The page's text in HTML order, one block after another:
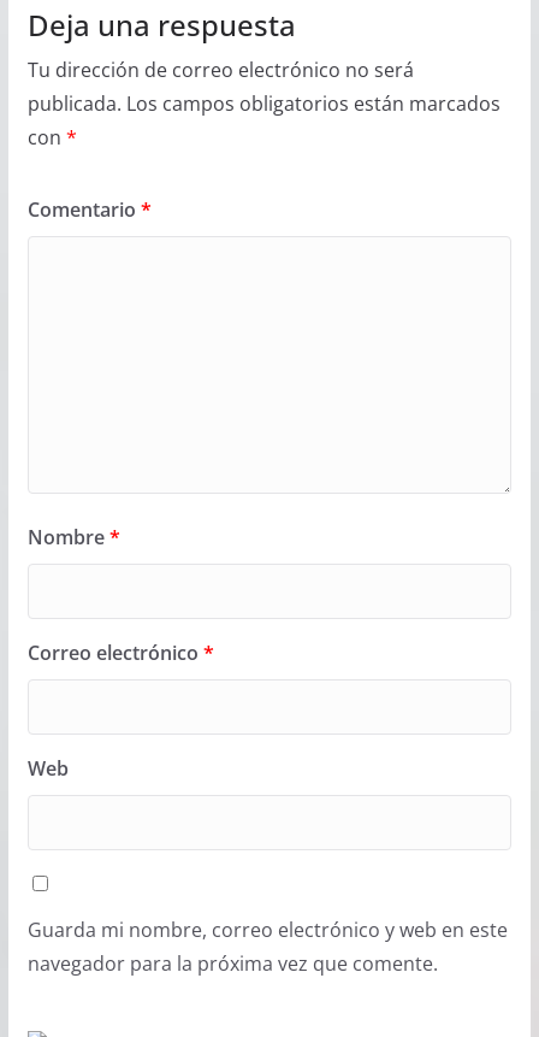
Deja una respuesta
Tu dirección de correo electrónico no será
publicada. Los campos obligatorios están marcados
con *
Comentario *
Nombre*
Correo electrónico *
Web
Guarda mi nombre, correo electrónico y web en este
navegador para la próxima vez que comente.